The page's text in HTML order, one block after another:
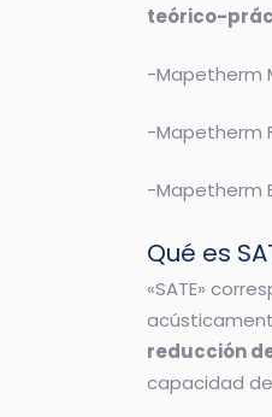
teórico-
-Mapetherm
-Mapetherm
-Mapetherm
Qué es
«SATE»
reducción
capacidad